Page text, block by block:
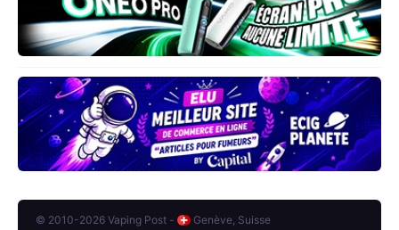
© 2010-2026 Vaping Post - Genève, Suisse